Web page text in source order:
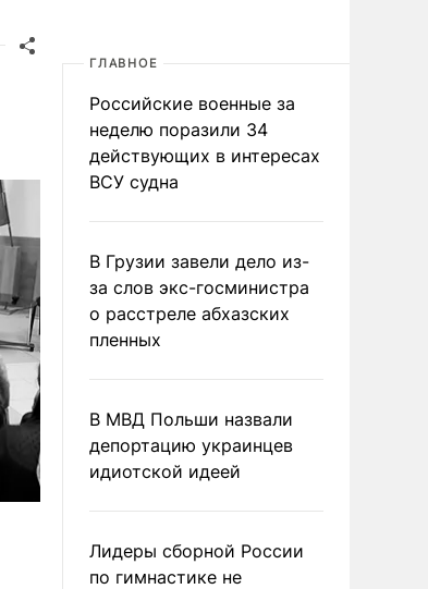
ГЛАВНОЕ
Российские военные за
неделю поразили 34
действующих в интересах
ВСУ судна
В Грузии завели дело из-
за слов экс-госминистра
о расстреле абхазских
пленных
В МВД Польши назвали
депортацию украинцев
идиотской идеей
Лидеры сборной России
по гимнастике не